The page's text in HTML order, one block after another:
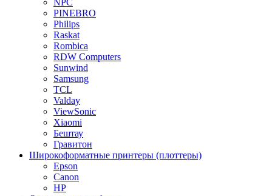
NPC
PINEBRO
Philips
Raskat
Rombica
RDW Computers
Sunwind
Samsung
TCL
Valday
ViewSonic
Xiaomi
Бештау
Гравитон
Широкоформатные принтеры (плоттеры)
Epson
Canon
HP